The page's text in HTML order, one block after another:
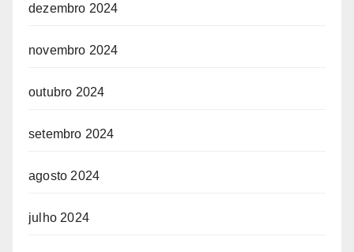
dezembro 2024
novembro 2024
outubro 2024
setembro 2024
agosto 2024
julho 2024